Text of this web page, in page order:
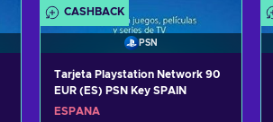
CASHBACK
PSN
Tarjeta Playstation Network 90
EUR (ES) PSN Key SPAIN
ESPAÑA